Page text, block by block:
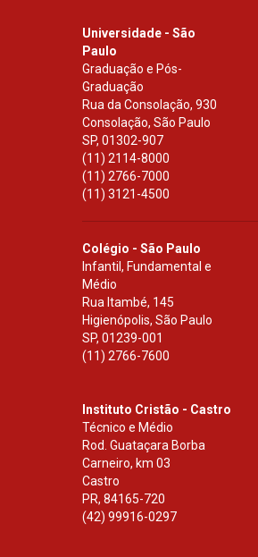
Universidade - São
Paulo
Graduação e Pós-
Graduação
Rua da Consolação, 930
Consolação, São Paulo
SP, 01302-907
(11) 2114-8000
(11) 2766-7000
(11) 3121-4500
Colégio - São Paulo
Infantil, Fundamental e
Médio
Rua Itambé, 145
Higienópolis, São Paulo
SP, 01239-001
(11) 2766-7600
Instituto Cristão - Castro
Técnico e Médio
Rod. Guataçara Borba
Carneiro, km 03
Castro
PR, 84165-720
(42) 99916-0297